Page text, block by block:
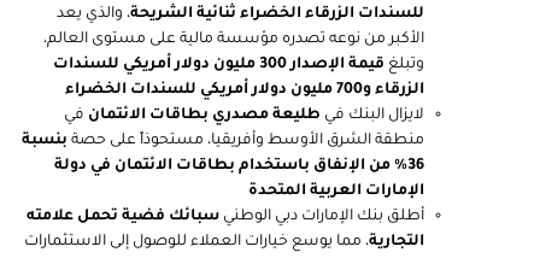
للسندات الزرقاء الخضراء ثنائية الشريحة، والذي يعد
الأكبر من نوعه تصدره مؤسسة مالية على مستوى العالم،
وتبلغ
قيمة الإصدار 300 مليون دولار أمريكي للسندات
الزرقاء و700 مليون دولار أمريكي للسندات الخضراء
لايزال البنك في طليعة مصدري بطاقات الائتمان في
منطقة الشرق الأوسط وأفريقيا، مستحوذاً على حصة بنسبة
36% من الإنفاق باستخدام بطاقات الائتمان في دولة
الإمارات العربية المتحدة
أطلق بنك الإمارات دبي الوطني سبائك فضية تحمل علامته
التجارية، مما يوسع خيارات العملاء للوصول إلى الاستثمارات